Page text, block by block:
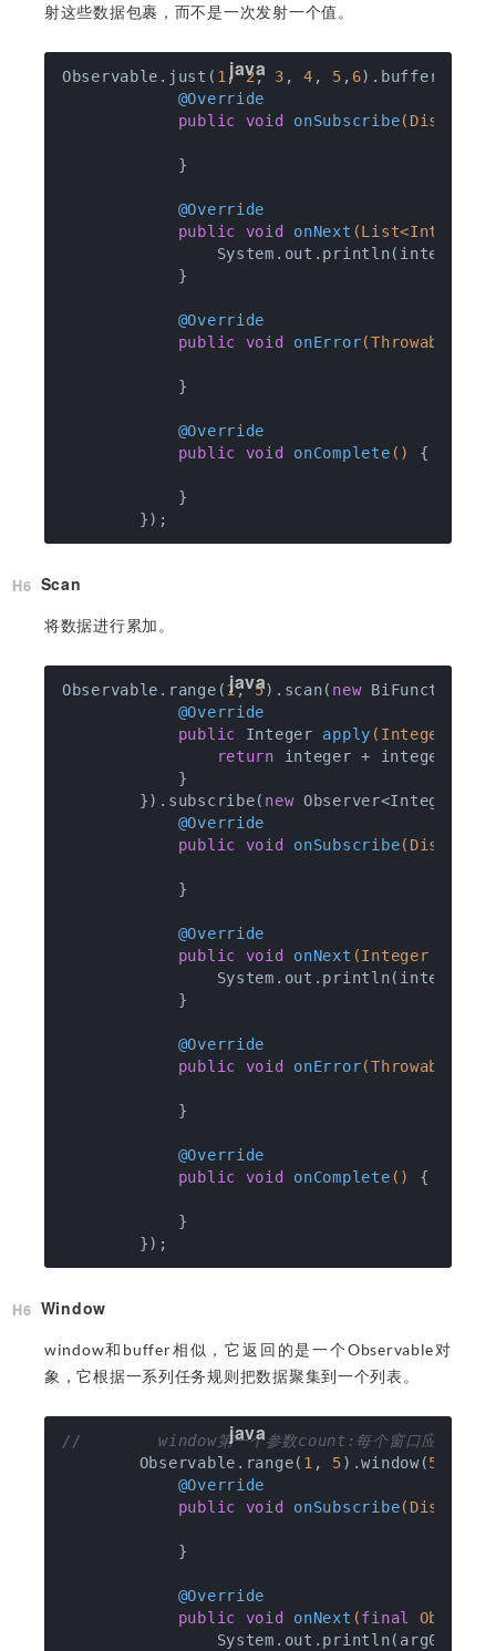
射这些数据包裹，而不是一次发射一个值。
Observable.just( 1 , 2, 3 , 4 , 5 , 6).buffer(
@Override
public
void onSubscribe
            }
@Override
public
void onNext
                System.out.println(integers);
            }
@Override
public
void onError(Throwable e)
            }
@Override
public
void onComplete () {
            }
Scan
将数据进行累加。
Observable.range(1, 5).scan( new
@Override
public Integer apply (Integer
return integer + integer2;
            }
        }).subscribe(
new Observer<Integer>()
@Override
public
void onSubscribe
            }
@Override
public
void onNext (Integer
                System.out.println(integer);
            }
@Override
public
void onError(Throwable e)
            }
@Override
public
void onComplete () {
            }
Window
window和buffer相似，它返回的是一个Observable对
象，它根据一系列任务规则把数据聚集到一个列表。
//        window第一个参数count:每个窗口应发射前的
        Observable.range(
1 , 5).window(5
@Override
public
void onSubscribe
            }
@Override
public
void onNext (final
                System.out.println(arg0);